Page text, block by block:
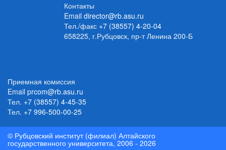
Контакты
Email director@rb.asu.ru
Тел./факс +7 (38557) 4-20-04
658225, г.Рубцовск, пр-т Ленина 200-Б
Приемная комиссия
Email prcom@rb.asu.ru
Тел. +7 (38557) 4-45-35
Тел. +7 996-500-00-25
© Рубцовский институт (филиал) Алтайского
государственного университета, 2006 - 2026